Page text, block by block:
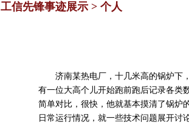
工信先锋事迹展示 > 个人
济南某热电厂，十几米高的锅炉下，
有一位大高个儿开始跑前跑后记录各
简单对比，很快，他就基本摸清了锅炉
日常运行情况，就一些技术问题展开